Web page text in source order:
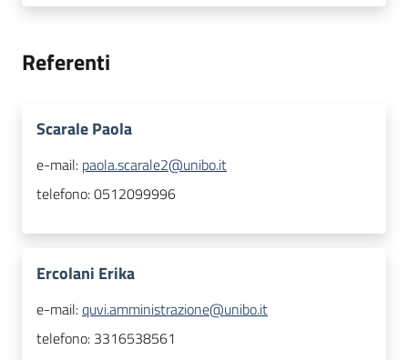
Referenti
Scarale Paola
e-mail: paola.scarale2@unibo.it
telefono:0512099996
Ercolani Erika
e-mail:quvi.amministrazione@unibo.it
telefono: 3316538561